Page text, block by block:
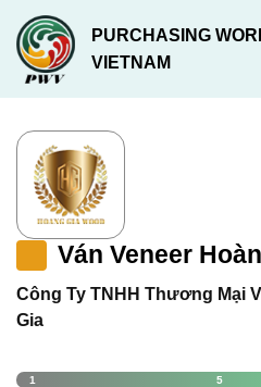
Chuyển
đến
nội
dung
PURCHASING
VIETNAM
Ván Veneer
Công Ty TNHH Thương Mại
Gia
1 5